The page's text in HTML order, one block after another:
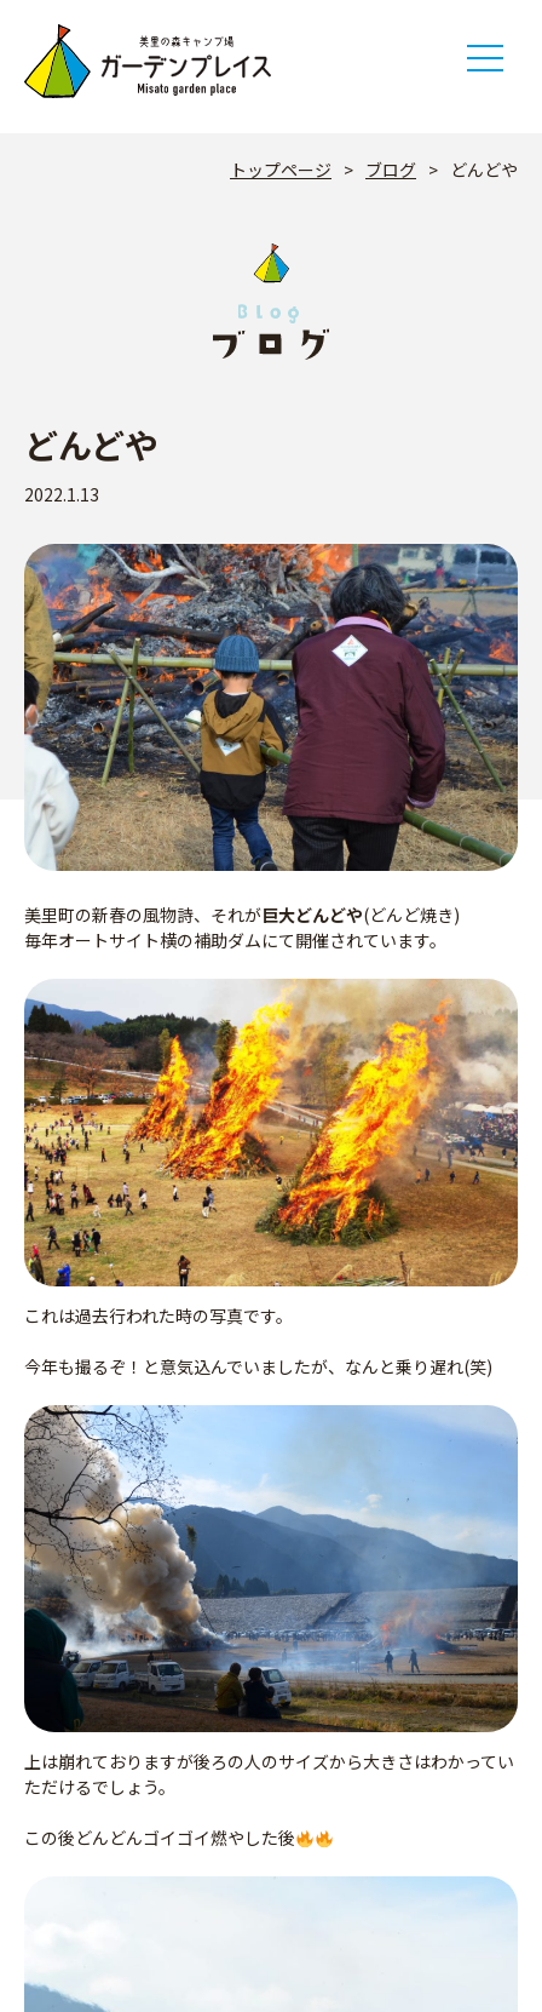
content
トップページ > ブログ > どんどや
どんどや
2022.1.13
美里町の新春の風物詩、それが巨大どんどや(どんど焼き)
毎年オートサイト横の補助ダムにて開催されています。
これは過去行われた時の写真です。
今年も撮るぞ！と意気込んでいましたが、なんと乗り遅れ(笑)
上は崩れておりますが後ろの人のサイズから大きさはわかってい
ただけるでしょう。
この後どんどんゴイゴイ燃やした後